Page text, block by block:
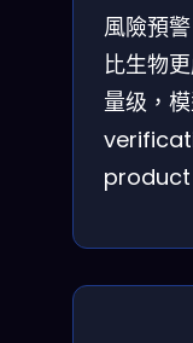
風險預
比生物
量级，
product